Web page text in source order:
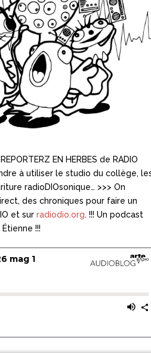
EN HERBES de RADIO
à utiliser le studio du collège,
radioDIOsonique… >>> On
des chroniques pour faire un
et sur radiodio.org. !!! Un podcast
Étienne !!!